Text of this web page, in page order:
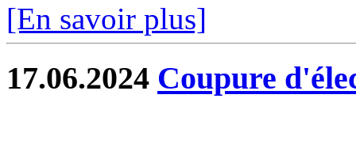
[En savoir plus]
17.06.2024 Coupure